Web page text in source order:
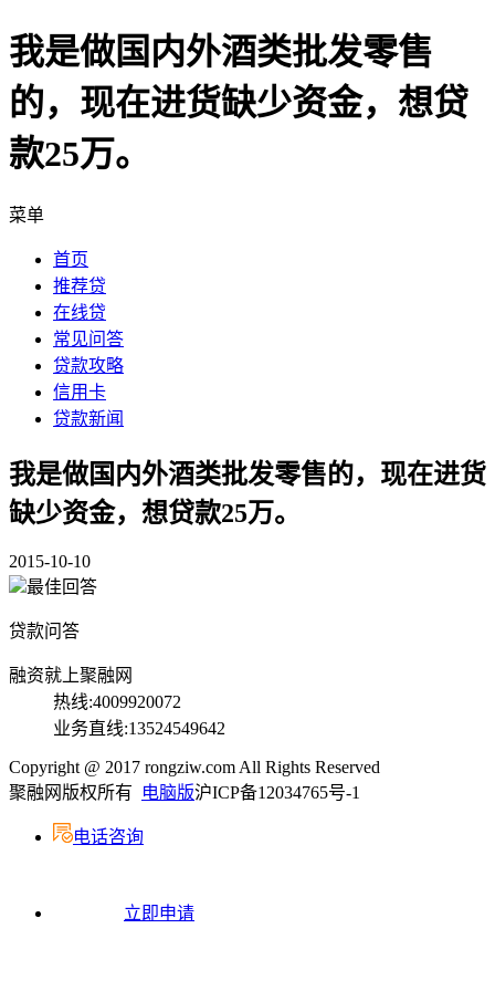
我是做国内外酒类批发零售
的，现在进货缺少资金，想贷
款25万。
菜单
首页
推荐贷
在线贷
常见问答
贷款攻略
信用卡
贷款新闻
我是做国内外酒类批发零售的，现在进货
缺少资金，想贷款25万。
2015-10-10
最佳回答
贷款问答
融资就上聚融网
热线:4009920072
业务直线:13524549642
Copyright @ 2017 rongziw.com All Rights Reserved
聚融网版权所有
电脑版沪ICP备12034765号-1
电话咨询
立即申请